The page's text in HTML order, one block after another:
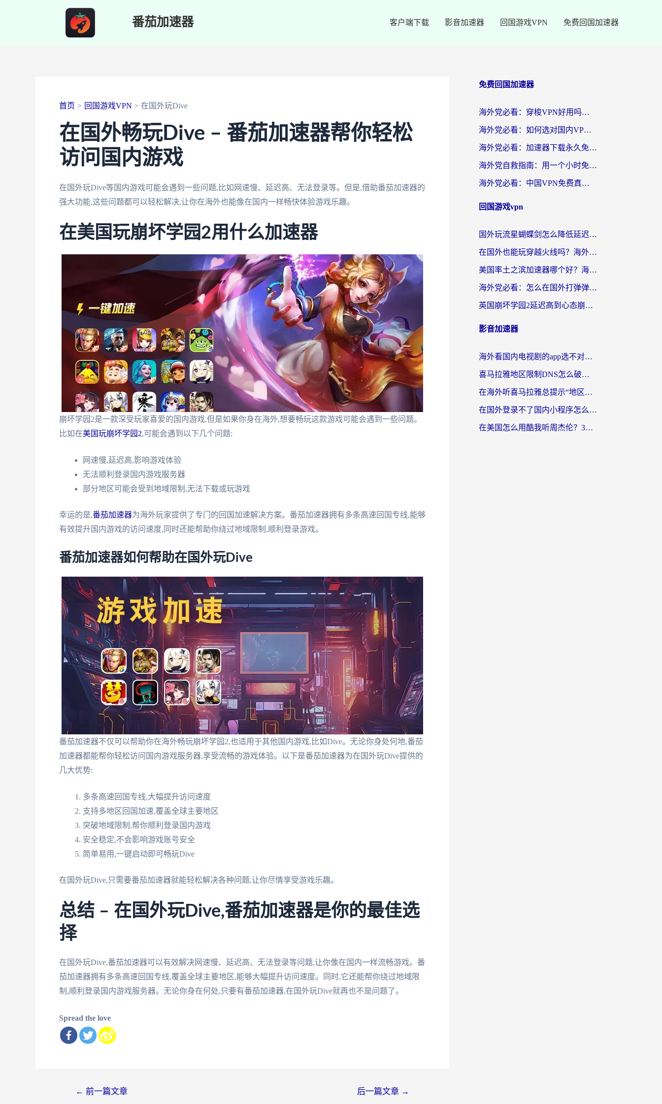
番茄加速器 客户端下载 影音加速器 回国游戏VPN 免费回国加速器
首页 回国游戏VPN 在国外玩Dive
在国外畅玩Dive – 番茄加速器帮你轻松
访问国内游戏
在国外玩Dive等国内游戏可能会遇到一些问题,比如网速慢、延迟高、无法登录等。但是,借助番茄加速器的
强大功能,这些问题都可以轻松解决,让你在海外也能像在国内一样畅快体验游戏乐趣。
在美国玩崩坏学园2用什么加速器
崩坏学园2是一款深受玩家喜爱的国内游戏,但是如果你身在海外,想要畅玩这款游戏可能会遇到一些问题。
比如在美国玩崩坏学园2,可能会遇到以下几个问题:
网速慢,延迟高,影响游戏体验
无法顺利登录国内游戏服务器
部分地区可能会受到地域限制,无法下载或玩游戏
幸运的是,番茄加速器为海外玩家提供了专门的回国加速解决方案。番茄加速器拥有多条高速回国专线,能够
有效提升国内游戏的访问速度,同时还能帮助你绕过地域限制,顺利登录游戏。
番茄加速器如何帮助在国外玩Dive
番茄加速器不仅可以帮助你在海外畅玩崩坏学园2,也适用于其他国内游戏,比如Dive。无论你身处何地,番茄
加速器都能帮你轻松访问国内游戏服务器,享受流畅的游戏体验。以下是番茄加速器为在国外玩Dive提供的
几大优势:
多条高速回国专线,大幅提升访问速度
支持多地区回国加速,覆盖全球主要地区
突破地域限制,帮你顺利登录国内游戏
安全稳定,不会影响游戏账号安全
简单易用,一键启动即可畅玩Dive
在国外玩Dive,只需要番茄加速器就能轻松解决各种问题,让你尽情享受游戏乐趣。
总结 – 在国外玩Dive,番茄加速器是你的最佳选
择
在国外玩Dive,番茄加速器可以有效解决网速慢、延迟高、无法登录等问题,让你像在国内一样流畅游戏。番
茄加速器拥有多条高速回国专线,覆盖全球主要地区,能够大幅提升访问速度。同时,它还能帮你绕过地域限
制,顺利登录国内游戏服务器。无论你身在何处,只要有番茄加速器,在国外玩Dive就再也不是问题了。
Spread the love
← 前一篇文章 后一篇文章 →
免费回国加速器
海外党必看：穿梭VPN好用吗？和云帆VPN对比哪个回国效果更好？附真实测评+避坑指南
海外党必看：如何选对国内VPN，实现无缝访问国内资源？
海外党必看：加速器下载永久免费版真的存在吗？教你无缝访问国内资源的正确姿势
海外党自救指南：用一个小时免费加速器，轻松打破国内资源访问壁垒？
海外党必看：中国VPN免费真的靠谱吗？手把手教你选对回国加速器
回国游戏vpn
国外玩流星蝴蝶剑怎么降低延迟？海外党必看的加速秘籍（含欧洲鸣潮&彩虹岛优化攻略）
在国外也能玩穿越火线吗？海外玩家国服游戏畅玩终极指南
美国率土之滨加速器哪个好？海外党国服游戏畅玩终极指南（附多游戏解决方案）
海外党必看：怎么在国外打弹弹堂不卡？番茄加速器亲测指南
英国崩坏学园2延迟高到心态崩？海外党国服游戏加速终极指南
影音加速器
海外看国内电视剧的app选不对？这份回国加速器避坑指南帮你流畅追剧
喜马拉雅地区限制DNS怎么破？海外党听国内音乐听书的终极解决方案
在海外听喜马拉雅总提示“地区限制”？3步轻松解除+听国内音乐全攻略
在国外登录不了国内小程序怎么办？选对回国加速器，轻松解锁国内资源
在美国怎么用酷我听周杰伦？3步搞定海外听歌难题